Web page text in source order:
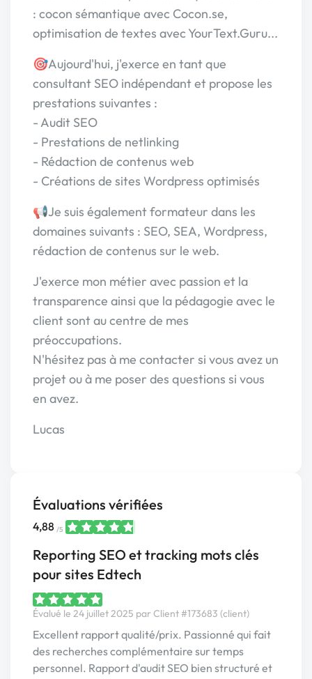
: cocon sémantique avec Cocon.se,
optimisation de textes avec YourText.Guru...
🎯Aujourd'hui, j'exerce en tant que
consultant SEO indépendant et propose les
prestations suivantes :
- Audit SEO
- Prestations de netlinking
- Rédaction de contenus web
- Créations de sites Wordpress optimisés
📢Je suis également formateur dans les
domaines suivants : SEO, SEA, Wordpress,
rédaction de contenus sur le web.
J'exerce mon métier avec passion et la
transparence ainsi que la pédagogie avec le
client sont au centre de mes
préoccupations.
N'hésitez pas à me contacter si vous avez un
projet ou à me poser des questions si vous
en avez.
Lucas
Évaluations vérifiées
4,88 /5
Reporting SEO et tracking mots clés
pour sites Edtech
Évalué le 24 juillet 2025 par Client #173683 (client)
Excellent rapport qualité/prix. Passionné qui fait
des recherches complémentaire sur temps
personnel. Rapport d'audit SEO bien structuré et